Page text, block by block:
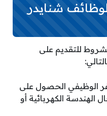
شنايدر
للتقديم على
الوظيفي الحصول على
الهندسة الكهربائية أو